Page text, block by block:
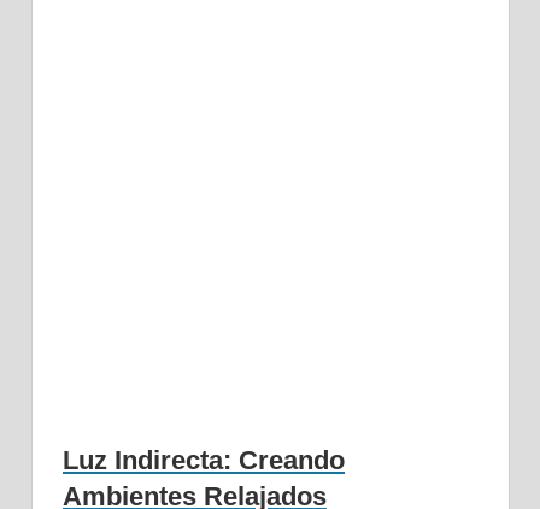
Luz Indirecta: Creando
Ambientes Relajados